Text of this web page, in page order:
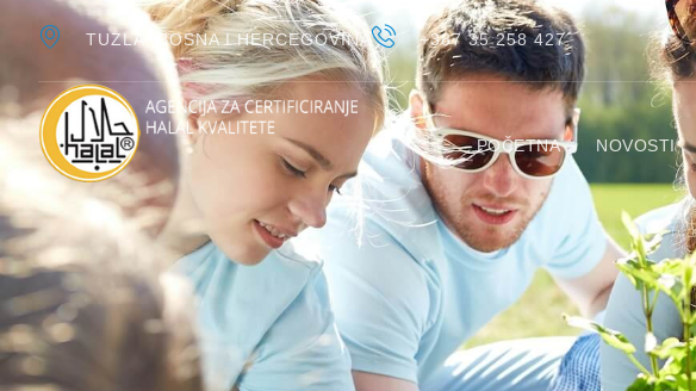
TUZLA, BOSNA I HERCEGOVINA +387 35 258 427
POČETNA NOVOSTI